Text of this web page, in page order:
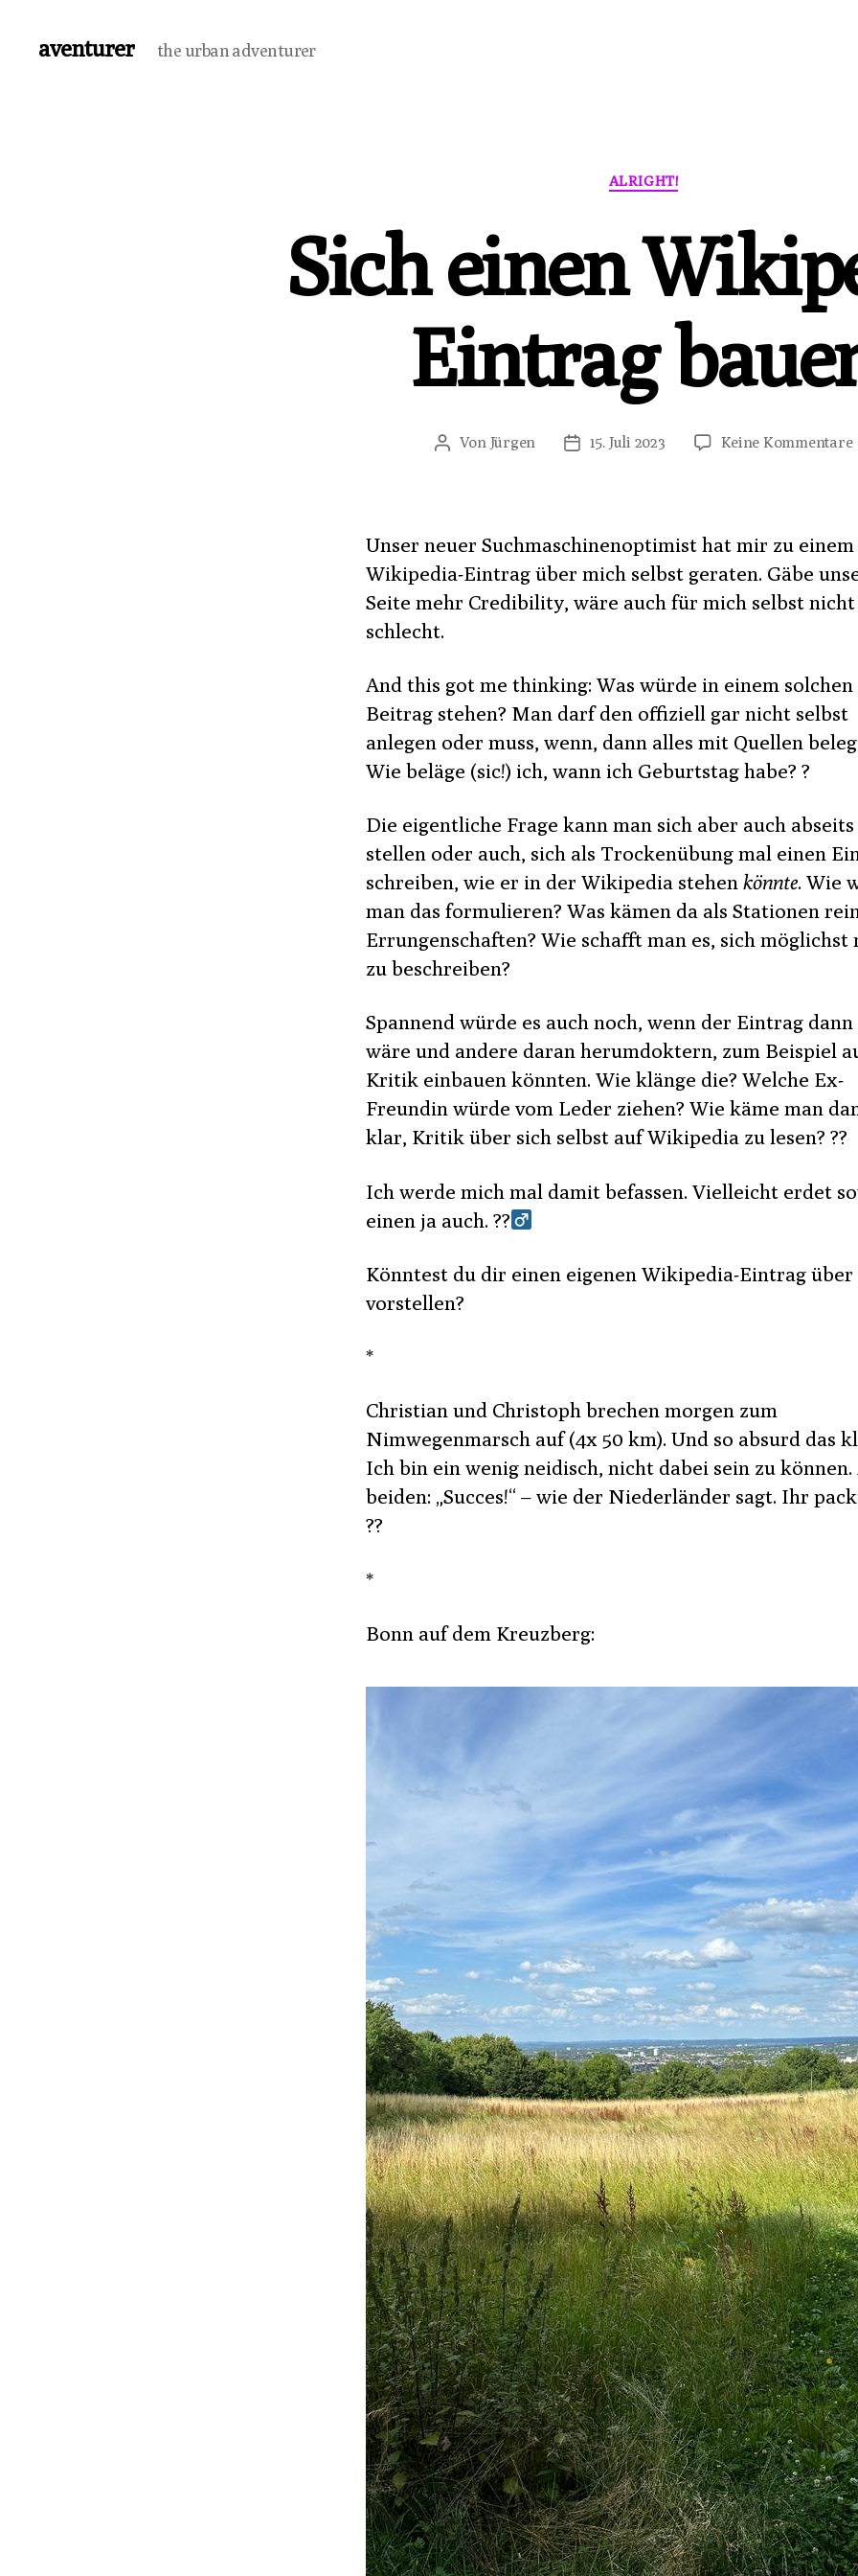
aventurer the urban adventurer
Kategorien
ALRIGHT!
Sich einen
Eintrag
Beitragsautor
Von Jürgen Veröffentlichungsdatum
15. Juli 2023 Keine Kommentare
Unser neuer Suchmaschinenoptimist hat mir zu einem
Wikipedia-Eintrag über mich selbst geraten. Gäbe
Seite mehr Credibility, wäre auch für mich selbst nicht
schlecht.
And this got me thinking: Was würde in einem solchen
Beitrag stehen? Man darf den offiziell gar nicht selbst
anlegen oder muss, wenn, dann alles mit Quellen
Wie beläge (sic!) ich, wann ich Geburtstag habe? ?
Die eigentliche Frage kann man sich aber auch
stellen oder auch, sich als Trockenübung mal einen
schreiben, wie er in der Wikipedia stehen könnte. Wie
man das formulieren? Was kämen da als Stationen
Errungenschaften? Wie schafft man es, sich möglichst
zu beschreiben?
Spannend würde es auch noch, wenn der Eintrag
wäre und andere daran herumdoktern, zum Beispiel
Kritik einbauen könnten. Wie klänge die? Welche Ex-
Freundin würde vom Leder ziehen? Wie käme man
klar, Kritik über sich selbst auf Wikipedia zu lesen? ??
Ich werde mich mal damit befassen. Vielleicht erdet
einen ja auch. ??‍
Könntest du dir einen eigenen Wikipedia-Eintrag über
vorstellen?
*
Christian und Christoph brechen morgen zum
Nimwegenmarsch auf (4x 50 km). Und so absurd das
Ich bin ein wenig neidisch, nicht dabei sein zu können.
beiden: „Succes!“ – wie der Niederländer sagt. Ihr
??
*
Bonn auf dem Kreuzberg: